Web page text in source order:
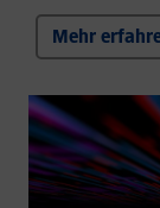
Mehr